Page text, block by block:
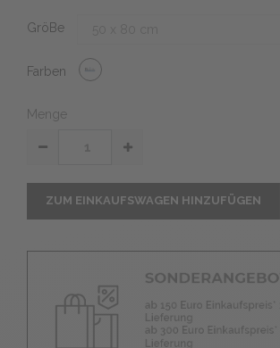
GröBe
Farben
Menge
ZUM EINKAUFSWAGEN HINZUFÜGEN